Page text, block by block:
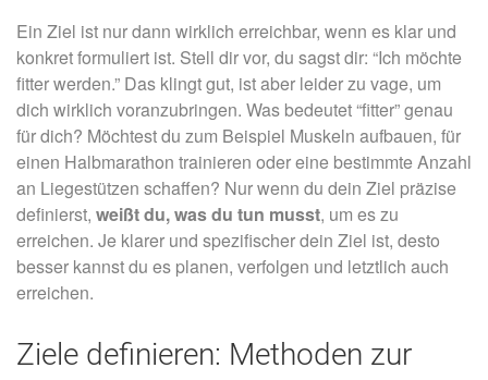
Ein Ziel ist nur dann wirklich erreichbar, wenn es klar und
konkret formuliert ist. Stell dir vor, du sagst dir: “Ich möchte
fitter werden.” Das klingt gut, ist aber leider zu vage, um
dich wirklich voranzubringen. Was bedeutet “fitter” genau
für dich? Möchtest du zum Beispiel Muskeln aufbauen, für
einen Halbmarathon trainieren oder eine bestimmte Anzahl
an Liegestützen schaffen? Nur wenn du dein Ziel präzise
definierst, weißt du, was du tun musst, um es zu
erreichen. Je klarer und spezifischer dein Ziel ist, desto
besser kannst du es planen, verfolgen und letztlich auch
erreichen.
Ziele definieren: Methoden zur